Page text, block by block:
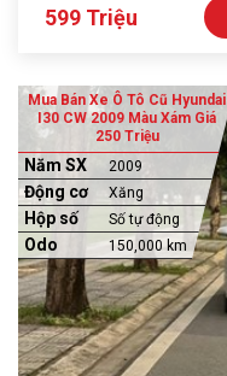
599 Triệu
Mua Bán Xe Ô Tô Cũ Hyundai
I30 CW 2009 Màu Xám Giá
250 Triệu
Năm SX 2009
Động cơ Xăng
Hộp số Số tự động
Odo 150,000 km